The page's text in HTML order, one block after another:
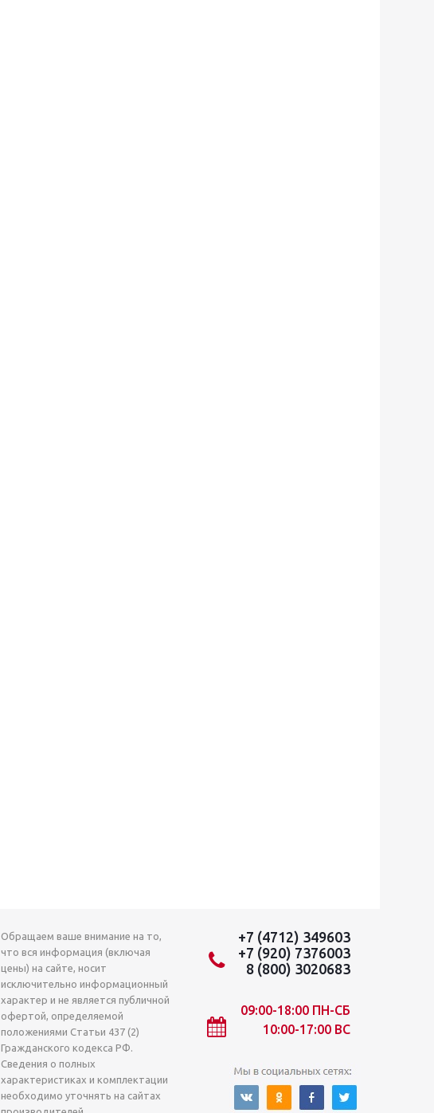
Обращаем ваше внимание на то,
что вся информация (включая
цены) на сайте, носит
исключительно информационный
характер и не является публичной
офертой, определяемой
положениями Статьи 437 (2)
Гражданского кодекса РФ.
Сведения о полных
характеристиках и комплектации
необходимо уточнять на сайтах
+7 (4712) 349603
+7 (920) 7376003
8 (800) 3020683
09:00-18:00 ПН-СБ
10:00-17:00 ВС